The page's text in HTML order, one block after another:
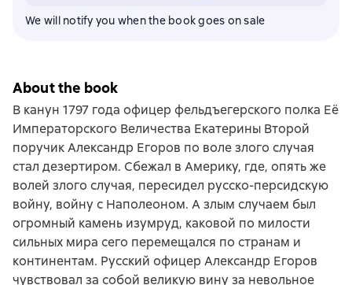
We will notify you when the book goes on sale
About the book
В канун 1797 года офицер фельдъегерского полка Её
Императорского Величества Екатерины Второй
поручик Александр Егоров по воле злого случая
стал дезертиром. Сбежал в Америку, где, опять же
волей злого случая, пересидел русско-персидскую
войну, войну с Наполеоном. А злым случаем был
огромный камень изумруд, каковой по милости
сильных мира сего перемещался по странам и
континентам. Русский офицер Александр Егоров
чувствовал за собой великую вину за невольное